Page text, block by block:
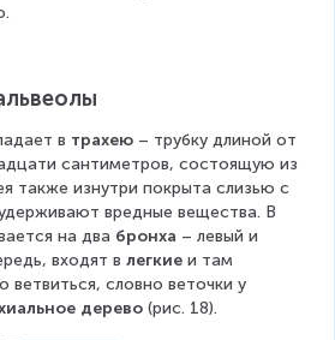
в трахею – трубку длиной от
сантиметров, состоящую из
также изнутри покрыта слизью с
вредные вещества. В
на два бронха – левый и
входят в легкие и там
ветвиться, словно веточки у
дерево (рис. 18).